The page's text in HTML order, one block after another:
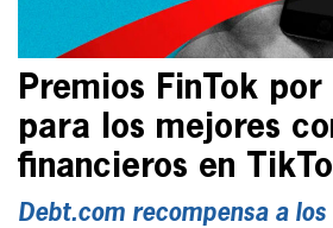
Premios FinTok
para los mejores
financieros en
Debt.com recompensa a